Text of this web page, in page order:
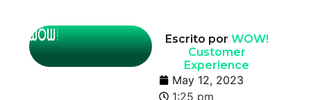
Escrito por WOW!
Customer
Experience
May 12, 2023
1:25 pm